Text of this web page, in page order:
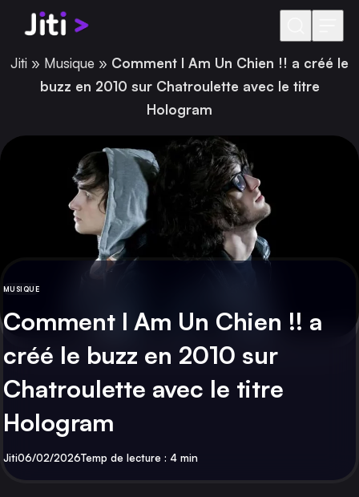
Aller au contenu
Jiti » Musique » Comment I Am Un Chien !! a créé le
buzz en 2010 sur Chatroulette avec le titre
Hologram
CATÉGORIE
MUSIQUE
Comment I Am Un Chien !! a
créé le buzz en 2010 sur
Chatroulette avec le titre
Hologram
Par
JitiPublié
06/02/2026Temp de lecture : 4 min